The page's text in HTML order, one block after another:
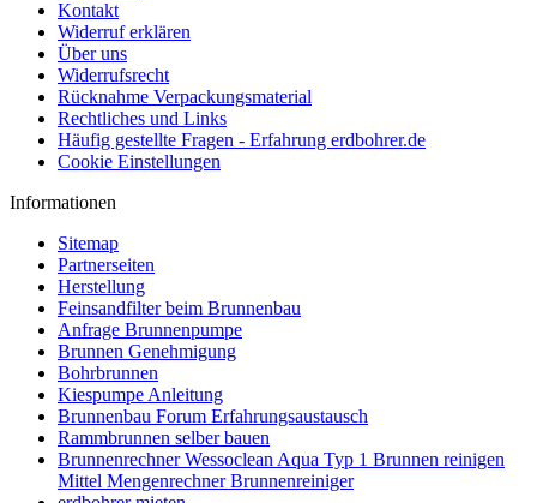
Kontakt
Widerruf erklären
Über uns
Widerrufsrecht
Rücknahme Verpackungsmaterial
Rechtliches und Links
Häufig gestellte Fragen - Erfahrung erdbohrer.de
Cookie Einstellungen
Informationen
Sitemap
Partnerseiten
Herstellung
Feinsandfilter beim Brunnenbau
Anfrage Brunnenpumpe
Brunnen Genehmigung
Bohrbrunnen
Kiespumpe Anleitung
Brunnenbau Forum Erfahrungsaustausch
Rammbrunnen selber bauen
Brunnenrechner Wessoclean Aqua Typ 1 Brunnen reinigen
Mittel Mengenrechner Brunnenreiniger